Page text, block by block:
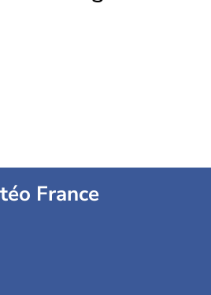
France